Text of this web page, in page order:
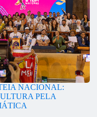
NACIONAL:
PELA